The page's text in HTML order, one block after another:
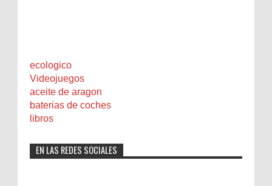
ecologico
Videojuegos
aceite de aragon
baterias de coches
libros
EN LAS REDES SOCIALES